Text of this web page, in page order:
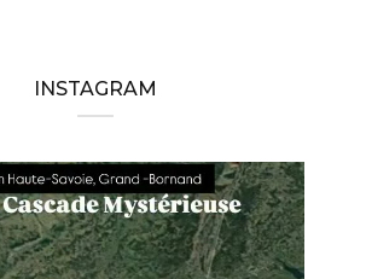
INSTAGRAM